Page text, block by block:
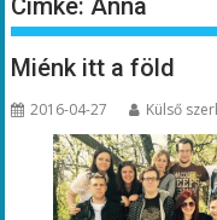
Címke:Anna
Miénk itt a föld
2016-04-27 Külső